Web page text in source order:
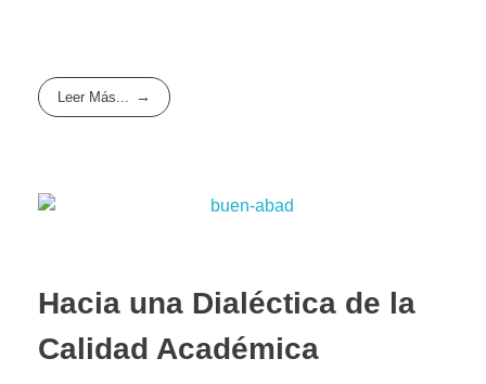
Leer Más...
Hacia una Dialéctica de la
Calidad Académica